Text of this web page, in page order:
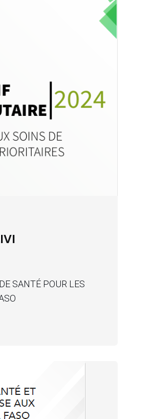
SANTÉ POUR LES